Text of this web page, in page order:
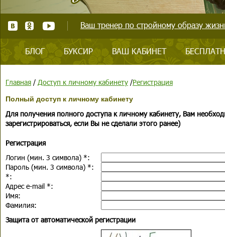
Ваш тренер по стройному образу
БЛОГ БУКСИР ВАШ КАБИНЕТ
Главная / Доступ к личному кабинету /Регистрация
Полный доступ к личному кабинету
Для получения полного доступа к личному кабинету, Вам
зарегистрироваться, если Вы не сделали этого ранее)
Регистрация
Логин (мин. 3 символа) *:
Пароль (мин. 3 символа) *:
*:
Адрес e-mail *:
Имя:
Фамилия:
Защита от автоматической регистрации